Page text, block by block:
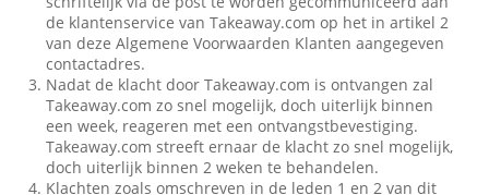
de klantenservice van Takeaway.com op het in artikel 2
van deze Algemene Voorwaarden Klanten aangegeven
contactadres.
Nadat de klacht door Takeaway.com is ontvangen zal
Takeaway.com zo snel mogelijk, doch uiterlijk binnen
een week, reageren met een ontvangstbevestiging.
Takeaway.com streeft ernaar de klacht zo snel mogelijk,
doch uiterlijk binnen 2 weken te behandelen.
Klachten zoals omschreven in de leden 1 en 2 van dit